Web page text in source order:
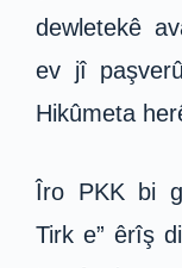
dewletekê
ev jî
Hikûmeta
Îro PKK bi
Tirk e” êrîş